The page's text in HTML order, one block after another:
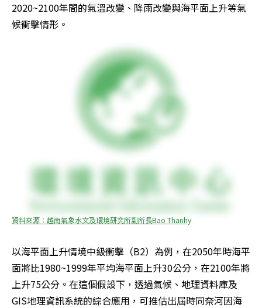
2020~2100年間的氣溫改變、降雨改變與海平面上升等氣
候衝擊情形。
資料來源：越南氣象水文及環境研究所副所長Bao Thanhy
以海平面上升情境中級衝擊（B2）為例，在2050年時海平
面將比1980~1999年平均海平面上升30公分，在2100年將
上升75公分。在這個假設下，透過氣候、地理資料庫及
GIS地理資訊系統的綜合應用，可推估出屆時同奈河因海